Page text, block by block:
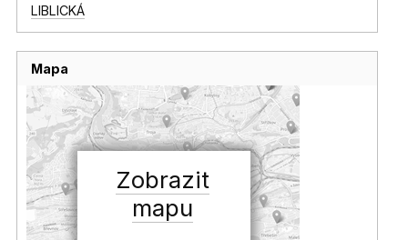
LIBLICKÁ
Mapa
Zobrazit
mapu